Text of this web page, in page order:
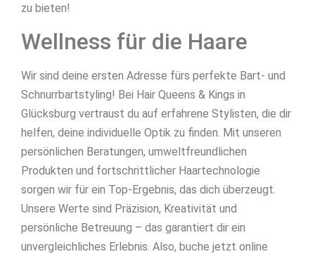
zu bieten!
Wellness für die Haare
Wir sind deine ersten Adresse fürs perfekte Bart- und
Schnurrbartstyling! Bei Hair Queens & Kings in
Glücksburg vertraust du auf erfahrene Stylisten, die dir
helfen, deine individuelle Optik zu finden. Mit unseren
persönlichen Beratungen, umweltfreundlichen
Produkten und fortschrittlicher Haartechnologie
sorgen wir für ein Top-Ergebnis, das dich überzeugt.
Unsere Werte sind Präzision, Kreativität und
persönliche Betreuung – das garantiert dir ein
unvergleichliches Erlebnis. Also, buche jetzt online